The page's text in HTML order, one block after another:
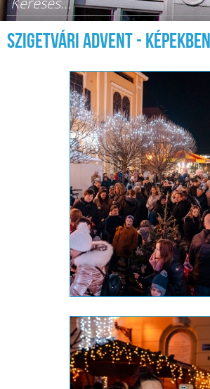
Keresés űrlap
Szigetvári Advent - képekben